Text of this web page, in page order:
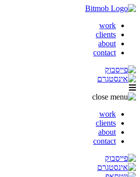
work
clients
about
contact
work
clients
about
contact